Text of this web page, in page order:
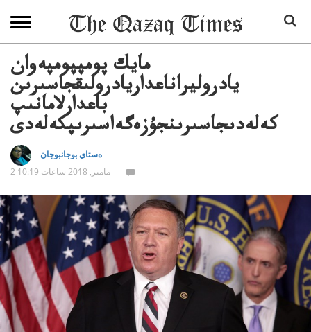
مايك پومپپومپەوان
يادروليراناعداريادرولىقجاسىرىن
باعدارلامانىپ
كەلەدىجاسىرىنجۇزەگەاسىرىپكەلەدى
ەستاي بوجانبوجان
2 مامىر, 2018 ساعات 10:19